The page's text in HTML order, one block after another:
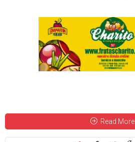
Read More